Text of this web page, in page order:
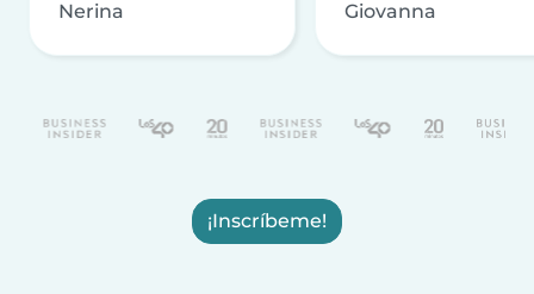
Nerina Giovanna
¡Inscríbeme!